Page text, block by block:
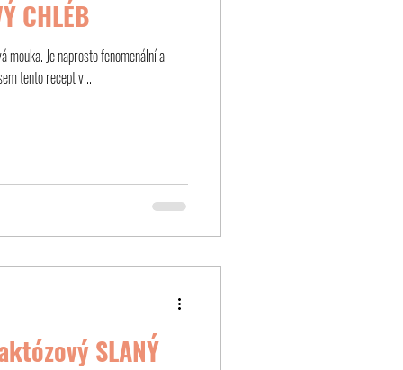
CHLÉB
mouka. Je naprosto fenomenální a
tento recept v...
SLANÝ